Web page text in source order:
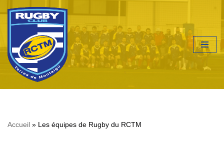
Aller
contenu
Accueil » Les équipes de Rugby du RCTM